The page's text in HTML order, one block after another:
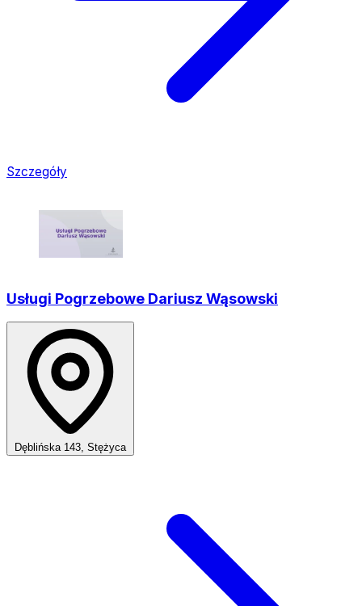
Szczegóły
Usługi Pogrzebowe Dariusz Wąsowski
Dęblińska 143, Stężyca